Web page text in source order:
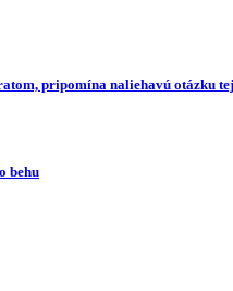
pripomína naliehavú otázku
behu